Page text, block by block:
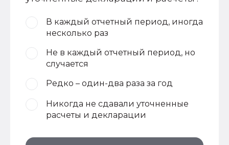
В каждый отчетный период, иногда
несколько раз
Не в каждый отчетный период, но
случается
Редко – один-два раза за год
Никогда не сдавали уточненные
расчеты и декларации